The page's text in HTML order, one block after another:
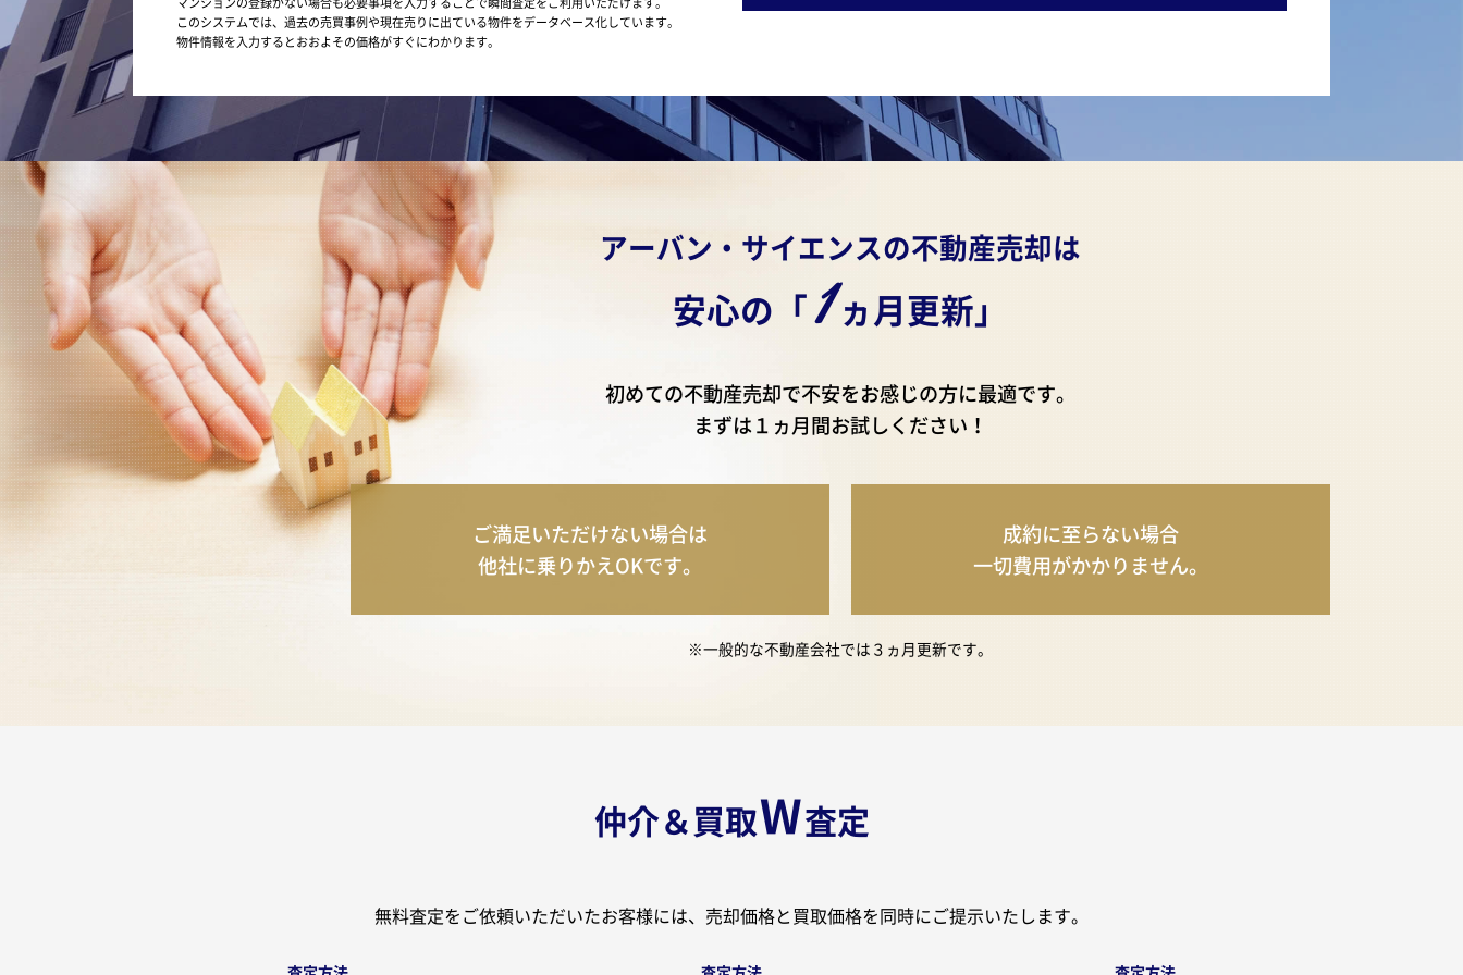
このシステムでは、過去の売買事例や現在売りに出ている物件をデータベース化しています。
物件情報を入力するとおおよその価格がすぐにわかります。
アーバン・サイエンスの不動産売却は
安心の「1 ヵ月更新」
初めての不動産売却で不安をお感じの方に最適です。
まずは１ヵ月間お試しください！
ご満足いただけない場合は
他社に乗りかえOKです。
成約に至らない場合
一切費用がかかりません。
※一般的な不動産会社では３ヵ月更新です。
仲介＆買取W査定
無料査定をご依頼いただいたお客様には、売却価格と買取価格を同時にご提示いたします。